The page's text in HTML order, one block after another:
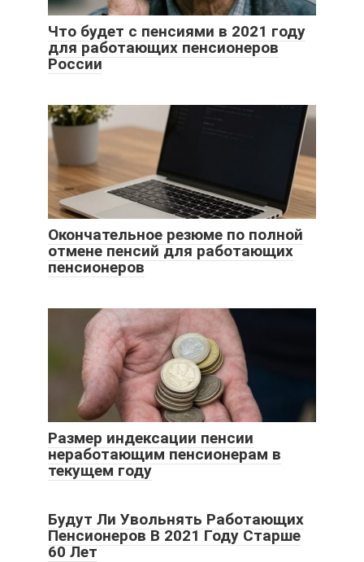
Что будет с пенсиями в 2021 году
для работающих пенсионеров
России
Окончательное резюме по полной
отмене пенсий для работающих
пенсионеров
Размер индексации пенсии
неработающим пенсионерам в
текущем году
Будут Ли Увольнять Работающих
Пенсионеров В 2021 Году Старше
60 Лет